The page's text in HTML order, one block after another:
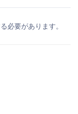
必要があります。